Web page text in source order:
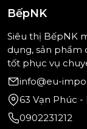
rửa sạch và
Tại Bếp NK,
lọc với nhiều
cầu sử dụng gia
dòng muối rửa
Glanzmeister
trong quá trình
BếpNK
Siêu thị BếpNK
dụng, sản phẩm
tốt phục vụ
info@eu-
63 Vạn Phúc
0902231212